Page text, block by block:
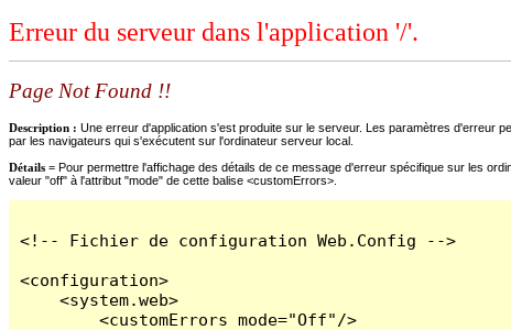
Erreur du serveur dans l'application '/'.
Page Not Found !!
Description : Une erreur d'application s'est produite sur le serveur. Les paramètres d'erreur
par les navigateurs qui s'exécutent sur l'ordinateur serveur local.
Détails = Pour permettre l'affichage des détails de ce message d'erreur spécifique sur les
valeur "off" à l'attribut "mode" de cette balise <customErrors>.
<!-- Fichier de configuration Web.Config -->
<configuration>
    <system.web>
        <customErrors mode="Off"/>